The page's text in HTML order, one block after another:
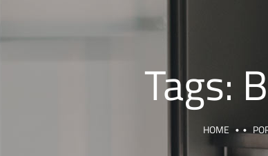
Tags:
HOME